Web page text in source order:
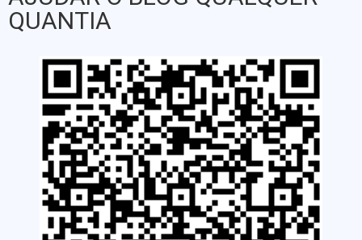
QUANTIA